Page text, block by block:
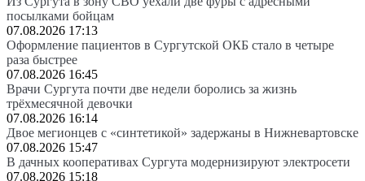
посылками бойцам
07.08.2026 17:13
Оформление пациентов в Сургутской ОКБ стало в четыре
раза быстрее
07.08.2026 16:45
Врачи Сургута почти две недели боролись за жизнь
трёхмесячной девочки
07.08.2026 16:14
Двое мегионцев с «синтетикой» задержаны в Нижневартовске
07.08.2026 15:47
В дачных кооперативах Сургута модернизируют электросети
07.08.2026 15:18